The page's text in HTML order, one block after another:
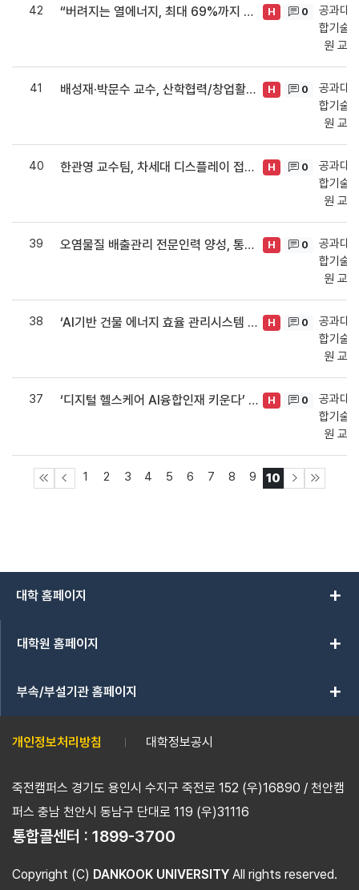
42 “버려지는 열에너지, 최대 69%까지 전기에너지 변환 가능” 송영석 교수, 청정에너지 생산 기술 개발 (2021.12.09) H 0
공과대
합기술·
원 교
41 배성재·박문수 교수, 산학협력/창업활성화 공로 교육부장관 표창 (2021.11.09) H 0
공과대
합기술·
원 교
40 한관영 교수팀, 차세대 디스플레이 접합기술 개발 (2021.10.13) H 0
공과대
합기술·
원 교
39 오염물질 배출관리 전문인력 양성, 통합환경관리 특성화대학원 선정 H 0
공과대
합기술·
원 교
38 ‘AI기반 건물 에너지 효율 관리시스템 개발’, 2021 에너지수요관리핵심기술개발 사업 선정 H 0
공과대
합기술·
원 교
37 ‘디지털 헬스케어 AI융합인재 키운다’ AI융합형 산업현장기술인력사업 선정! H 0
공과대
합기술·
원 교
1 2 3 4 5 6 7 8 9 10
대학 홈페이지 add
대학원 홈페이지 add
부속/부설기관 홈페이지 add
개인정보처리방침 대학정보공시
죽전캠퍼스 경기도 용인시 수지구 죽전로 152 (우)16890 / 천안캠
퍼스 충남 천안시 동남구 단대로 119 (우)31116
통합콜센터 : 1899-3700
Copyright (C) DANKOOK UNIVERSITY All rights reserved.